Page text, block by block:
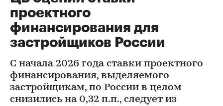
проектного
финансирования для
застройщиков России
С начала 2026 года ставки проектного
финансирования, выделяемого
застройщикам, по России в целом
снизились на 0,32 п.п., следует из